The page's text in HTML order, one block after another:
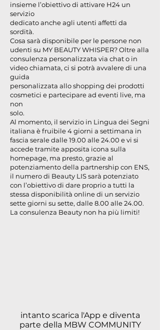
insieme l’obiettivo di attivare H24 un
servizio
dedicato anche agli utenti affetti da
sordità.
Cosa sarà disponibile per le persone non
udenti su MY BEAUTY WHISPER? Oltre alla
consulenza personalizzata via chat o in
video chiamata, ci si potrà avvalere di una
guida
personalizzata allo shopping dei prodotti
cosmetici e partecipare ad eventi live, ma
non
solo.
Al momento, il servizio in Lingua dei Segni
italiana è fruibile 4 giorni a settimana in
fascia serale dalle 19.00 alle 24.00 e vi si
accede tramite apposita icona sulla
homepage, ma presto, grazie al
potenziamento della partnership con ENS,
il numero di Beauty LIS sarà potenziato
con l’obiettivo di dare proprio a tutti la
stessa disponibilità online di un servizio
sette giorni su sette, dalle 8.00 alle 24.00.
La consulenza Beauty non ha più limiti!
intanto scarica l'App e diventa
parte della MBW COMMUNITY